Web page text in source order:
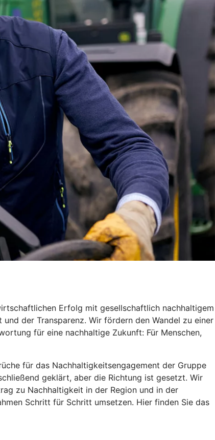
Erfolg mit gesellschaftlich nachhaltigem
der Transparenz. Wir fördern den Wandel zu einer
für eine nachhaltige Zukunft: Für Menschen,
für das Nachhaltigkeitsengagement der Gruppe
geklärt, aber die Richtung ist gesetzt. Wir
zu Nachhaltigkeit in der Region und in der
Schritt für Schritt umsetzen. Hier finden Sie das